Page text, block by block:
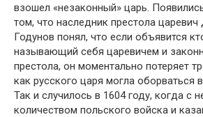
взошел «незаконный» царь.
том, что наследник престола
Годунов понял, что если объявится
называющий себя царевичем и
престола, он моментально потеряет
как русского царя могла оборваться
Так и случилось в 1604 году, когда с
количеством польского войска и